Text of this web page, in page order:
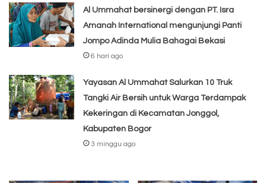
Al Ummahat bersinergi dengan PT. Isra
Amanah International mengunjungi Panti
Jompo Adinda Mulia Bahagai Bekasi
6 hari ago
Yayasan Al Ummahat Salurkan 10 Truk
Tangki Air Bersih untuk Warga Terdampak
Kekeringan di Kecamatan Jonggol,
Kabupaten Bogor
3 minggu ago